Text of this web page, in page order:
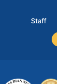
Staff